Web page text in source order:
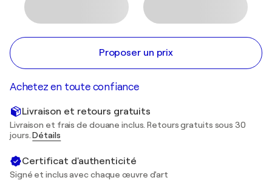
Proposer un prix
Achetez en toute confiance
Livraison et retours gratuits
Livraison et frais de douane inclus. Retours gratuits sous 30
jours.Détails
Certificat d'authenticité
Signé et inclus avec chaque œuvre d'art